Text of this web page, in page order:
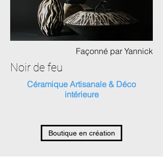
Façonné par Yannick
Noir de feu
Céramique Artisanale & Déco
intérieure
Boutique en création